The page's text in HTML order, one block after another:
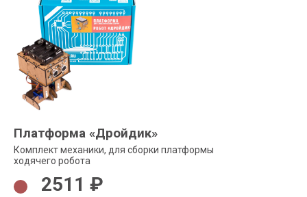
Платформа «Дройдик»
Комплект механики, для сборки платформы
ходячего робота
2511 ₽